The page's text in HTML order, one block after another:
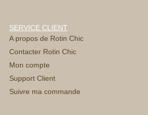
SERVICE CLIENT
A propos de Rotin Chic
Contacter Rotin Chic
Mon compte
Support Client
Suivre ma commande